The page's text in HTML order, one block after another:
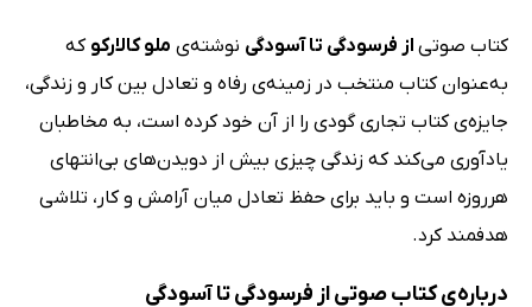
کتاب صوتی از فرسودگی تا آسودگی نوشته‌ی ملو کالارکو که
به‌عنوان کتاب منتخب در زمینه‌ی رفاه و تعادل بین کار و زندگی،
جایزه‌ی کتاب تجاری گودی را از آن خود کرده است، به مخاطبان
یادآوری می‌کند که زندگی چیزی بیش از دویدن‌های بی‌انتهای
هرروزه است و باید برای حفظ تعادل میان آرامش و کار، تلاشی
هدفمند کرد.
درباره‌ی کتاب صوتی از فرسودگی تا آسودگی